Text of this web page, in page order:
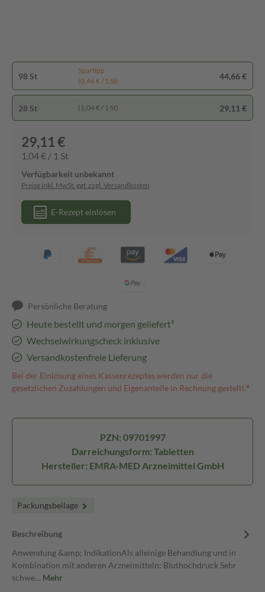
98 St
Spartipp
(0,46 € / 1 St)
44,66 €
28 St (1,04 € / 1 St) 29,11 €
29,11 €
1,04 € / 1 St
Verfügbarkeit unbekannt
Preise inkl. MwSt. ggf. zzgl. Versandkosten
E-Rezept einlösen
Persönliche Beratung
Heute bestellt und morgen geliefert³
Wechselwirkungscheck inklusive
Versandkostenfreie Lieferung
Bei der Einlösung eines Kassenrezeptes werden nur die
gesetzlichen Zuzahlungen und Eigenanteile in Rechnung gestellt.⁴
PZN: 09701997
Darreichungsform: Tabletten
Hersteller: EMRA-MED Arzneimittel GmbH
Packungsbeilage
Beschreibung
Anwendung &amp; IndikationAls alleinige Behandlung und in
Kombination mit anderen Arzneimitteln: Bluthochdruck Sehr
schwe… Mehr